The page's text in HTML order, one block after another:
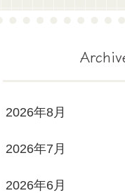
2026年8月
2026年7月
2026年6月